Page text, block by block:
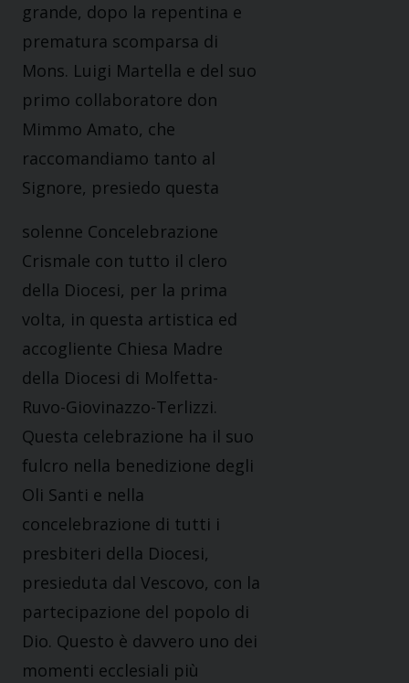
grande, dopo la repentina e
prematura scomparsa di
Mons. Luigi Martella e del suo
primo collaboratore don
Mimmo Amato, che
raccomandiamo tanto al
Signore, presiedo questa
solenne Concelebrazione
Crismale con tutto il clero
della Diocesi, per la prima
volta, in questa artistica ed
accogliente Chiesa Madre
della Diocesi di Molfetta-
Ruvo-Giovinazzo-Terlizzi.
Questa celebrazione ha il suo
fulcro nella benedizione degli
Oli Santi e nella
concelebrazione di tutti i
presbiteri della Diocesi,
presieduta dal Vescovo, con la
partecipazione del popolo di
Dio. Questo è davvero uno dei
momenti ecclesiali più